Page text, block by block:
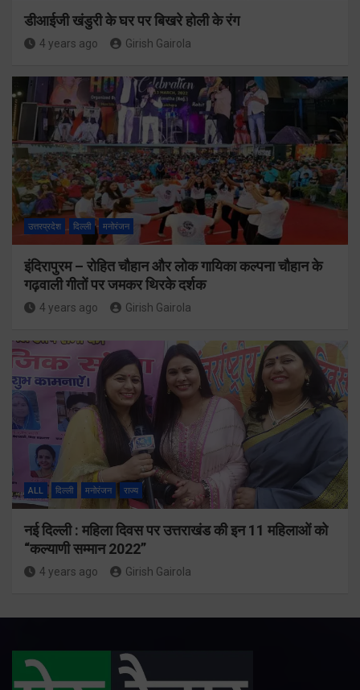
डीआईजी खंडुरी के घर पर बिखरे होली के रंग
4 years ago Girish Gairola
उत्तरप्रदेश दिल्ली मनोरंजन
इंदिरापुरम – रोहित चौहान और लोक गायिका कल्पना चौहान के
गढ़वाली गीतों पर जमकर थिरके दर्शक
4 years ago Girish Gairola
ALL दिल्ली मनोरंजन राज्य
नई दिल्ली : महिला दिवस पर उत्तराखंड की इन 11 महिलाओं को
“कल्याणी सम्मान 2022”
4 years ago Girish Gairola